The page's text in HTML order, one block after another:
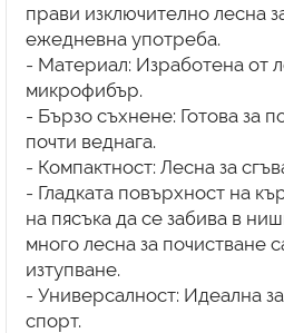
прави изключително лесна
ежедневна употреба.
- Материал: Изработена от
микрофибър.
- Бързо съхнене: Готова за
почти веднага.
- Компактност: Лесна за
- Гладката повърхност на
на пясъка да се забива в
много лесна за почистване
изтупване.
- Универсалност: Идеална
спорт.